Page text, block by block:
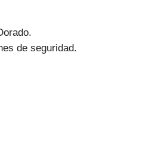
de seguridad.